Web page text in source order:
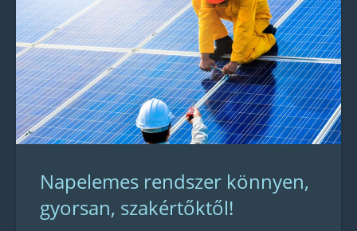
Napelemes rendszer könnyen,
gyorsan, szakértőktől!